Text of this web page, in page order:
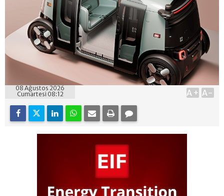
08 Ağustos 2026
Cumartesi 08:12
A+ A-